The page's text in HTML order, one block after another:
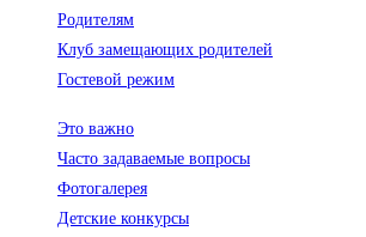
Родителям
Клуб замещающих родителей
Гостевой режим
Это важно
Часто задаваемые вопросы
Фотогалерея
Детские конкурсы